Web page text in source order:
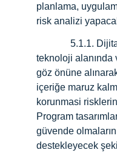
planlama,
risk analizi
teknoloji alanında
göz önüne
içeriğe maruz
korunmasi
Program
güvende
destekleyecek